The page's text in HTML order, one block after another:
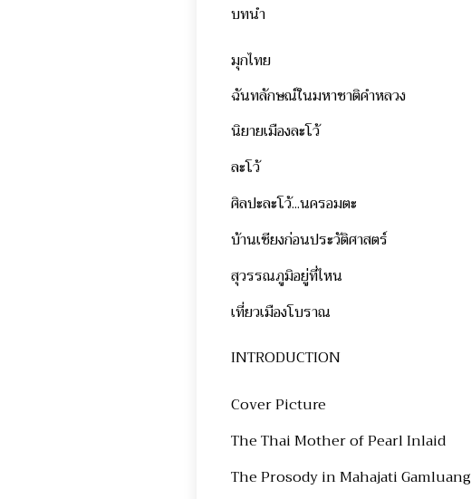
บทนำ
มุกไทย
ฉันทลักษณ์ในมหาชาติคำหลวง
นิยายเมืองละโว้
ละโว้
ศิลปะละโว้...นครอมตะ
บ้านเชียงก่อนประวัติศาสตร์
สุวรรณภูมิอยู่ที่ไหน
เที่ยวเมืองโบราณ
INTRODUCTION
Cover Picture
The Thai Mother of Pearl Inlaid
The Prosody in Mahajati Gamluang